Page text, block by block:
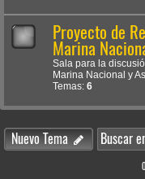
Proyecto de
Marina
Sala para la
Marina Nacional y
Temas: 6
Nuevo Tema